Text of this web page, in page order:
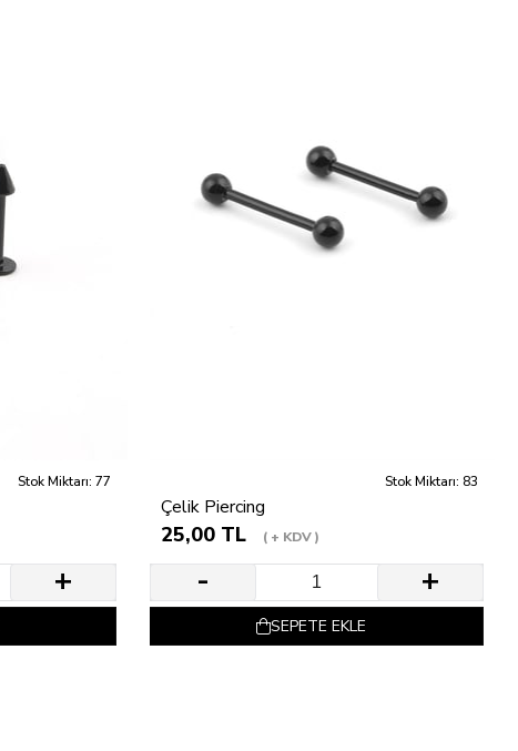
Stok Miktarı: 77 Stok Miktarı: 83
Çelik Piercing
25,00 TL + KDV
SEPETE EKLE